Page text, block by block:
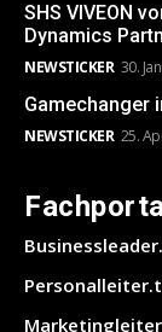
SHS VIVEON
Dynamics
NEWSTICKER 30.
Gamechanger
NEWSTICKER 25.